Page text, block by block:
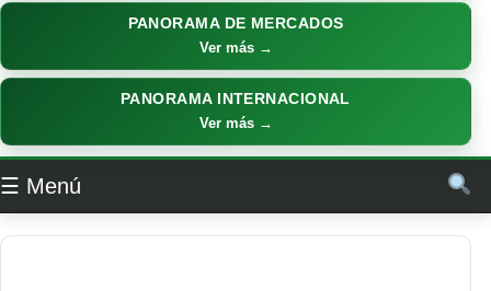
PANORAMA DE MERCADOS
Ver más →
PANORAMA INTERNACIONAL
Ver más →
☰ Menú